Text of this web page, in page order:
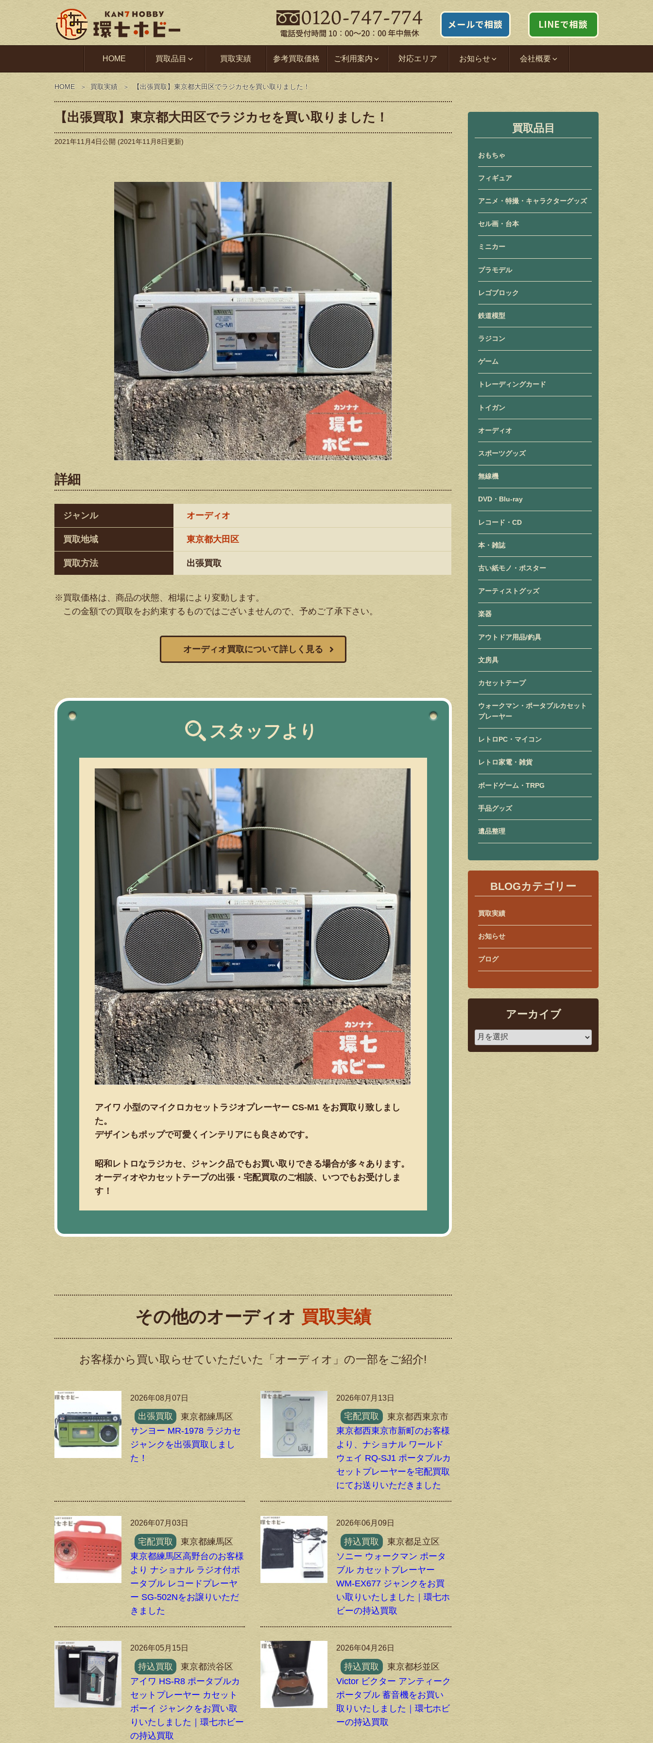
HOME 買取品目 買取実績 参考買取価格 ご利用案内 対応エリア お知らせ 会社概要
HOME 買取実績 【出張買取】東京都大田区でラジカセを買い取りました！
【出張買取】東京都大田区でラジカセを買い取りました！
2021年11月4日公開 (2021年11月8日更新)
詳細
ジャンル オーディオ
買取地域 東京都大田区
買取方法 出張買取
※買取価格は、商品の状態、相場により変動します。
この金額での買取をお約束するものではございませんので、予めご了承下さい。
オーディオ買取について詳しく見る
スタッフより
アイワ 小型のマイクロカセットラジオプレーヤー CS-M1 をお買取り致しまし
た。
デザインもポップで可愛くインテリアにも良さめです。
昭和レトロなラジカセ、ジャンク品でもお買い取りできる場合が多々あります。
オーディオやカセットテープの出張・宅配買取のご相談、いつでもお受けしま
す！
その他のオーディオ 買取実績
お客様から買い取らせていただいた「オーディオ」の一部をご紹介!
2026年08月07日
出張買取
東京都練馬区
サンヨー MR-1978 ラジカセ
ジャンクを出張買取しまし
た！
2026年07月13日
宅配買取
東京都西東京市
東京都西東京市新町のお客様
より、ナショナル ワールド
ウェイ RQ-SJ1 ポータブルカ
セットプレーヤーを宅配買取
にてお送りいただきました
2026年07月03日
宅配買取
東京都練馬区
東京都練馬区高野台のお客様
より ナショナル ラジオ付ポ
ータブル レコードプレーヤ
ー SG-502Nをお譲りいただ
きました
2026年06月09日
持込買取
東京都足立区
ソニー ウォークマン ポータ
ブル カセットプレーヤー
WM-EX677 ジャンクをお買
い取りいたしました｜環七ホ
ビーの持込買取
2026年05月15日
持込買取
東京都渋谷区
アイワ HS-R8 ポータブルカ
セットプレーヤー カセット
ボーイ ジャンクをお買い取
りいたしました｜環七ホビー
の持込買取
2026年04月26日
持込買取
東京都杉並区
Victor ビクター アンティーク
ポータブル 蓄音機をお買い
取りいたしました｜環七ホビ
ーの持込買取
買取品目
おもちゃ
フィギュア
アニメ・特撮・キャラクターグッズ
セル画・台本
ミニカー
プラモデル
レゴブロック
鉄道模型
ラジコン
ゲーム
トレーディングカード
トイガン
オーディオ
スポーツグッズ
無線機
DVD・Blu-ray
レコード・CD
本・雑誌
古い紙モノ・ポスター
アーティストグッズ
楽器
アウトドア用品/釣具
文房具
カセットテープ
ウォークマン・ポータブルカセット
プレーヤー
レトロPC・マイコン
レトロ家電・雑貨
ボードゲーム・TRPG
手品グッズ
遺品整理
BLOGカテゴリー
買取実績
お知らせ
ブログ
アーカイブ